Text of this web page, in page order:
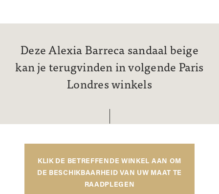
Deze Alexia Barreca sandaal beige
kan je terugvinden in volgende Paris
Londres winkels
KLIK DE BETREFFENDE WINKEL AAN OM
DE BESCHIKBAARHEID VAN UW MAAT TE
RAADPLEGEN